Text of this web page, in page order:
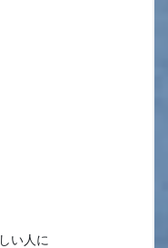
い人に